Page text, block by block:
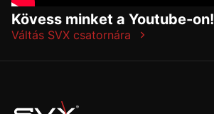
Kövess minket a Youtube-on!
Váltás SVX csatornára